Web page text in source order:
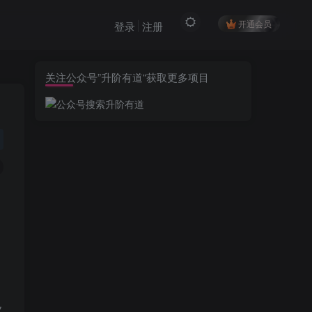
开通会员
登录 注册
关注公众号”升阶有道“获取更多项目